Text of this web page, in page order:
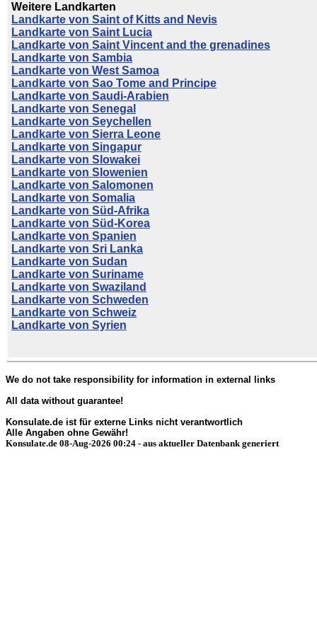
Weitere Landkarten
Landkarte von Saint of Kitts and Nevis
Landkarte von Saint Lucia
Landkarte von Saint Vincent and the grenadines
Landkarte von Sambia
Landkarte von West Samoa
Landkarte von Sao Tome and Principe
Landkarte von Saudi-Arabien
Landkarte von Senegal
Landkarte von Seychellen
Landkarte von Sierra Leone
Landkarte von Singapur
Landkarte von Slowakei
Landkarte von Slowenien
Landkarte von Salomonen
Landkarte von Somalia
Landkarte von Süd-Afrika
Landkarte von Süd-Korea
Landkarte von Spanien
Landkarte von Sri Lanka
Landkarte von Sudan
Landkarte von Suriname
Landkarte von Swaziland
Landkarte von Schweden
Landkarte von Schweiz
Landkarte von Syrien
We do not take responsibility for information in external links
All data without guarantee!
Konsulate.de ist für externe Links nicht verantwortlich
Alle Angaben ohne Gewähr!
Konsulate.de 08-Aug-2026 00:24 - aus aktueller Datenbank generiert